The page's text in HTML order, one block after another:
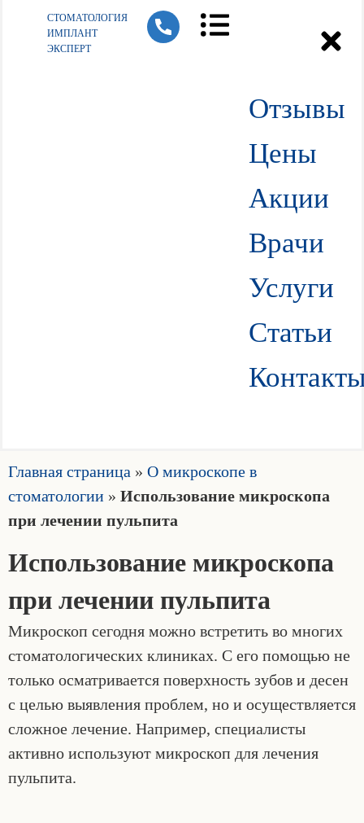
СТОМАТОЛОГИЯ
ИМПЛАНТ
ЭКСПЕРТ
Отзывы
Цены
Акции
Врачи
Услуги
Статьи
Главная страница » О микроскопе в
стоматологии » Использование микроскопа
при лечении пульпита
Использование микроскопа
при лечении пульпита
Микроскоп сегодня можно встретить во многих
стоматологических клиниках. С его помощью не
только осматривается поверхность зубов и десен
с целью выявления проблем, но и осуществляется
сложное лечение. Например, специалисты
активно используют микроскоп для лечения
пульпита.